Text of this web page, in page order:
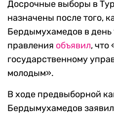
Досрочные выборы в
назначены после того,
Бердымухамедов в день
правления объявил, что
государственному
молодым».
В ходе предвыборной
Бердымухамедов